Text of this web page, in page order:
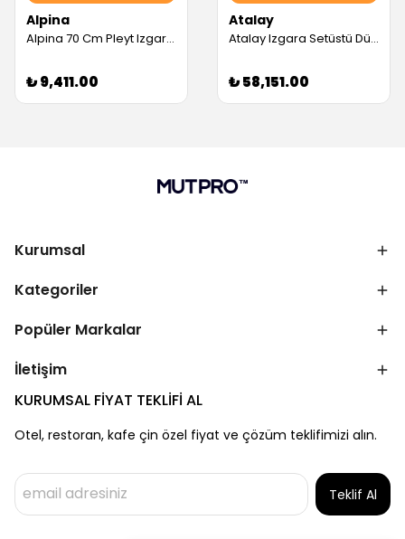
Alpina
Alpina 70 Cm Pleyt Izgara Doğalgazlı Ce Belgeli (Servis Garantili)
₺ 9,411.00
Atalay
Atalay Izgara Setüstü Düz 800x730x300 (Servis Garantili)
₺ 58,151.00
Kurumsal
Kategoriler
Popüler Markalar
İletişim
KURUMSAL FİYAT TEKLİFİ AL
Otel, restoran, kafe çin özel fiyat ve çözüm teklifimizi alın.
Teklif Al